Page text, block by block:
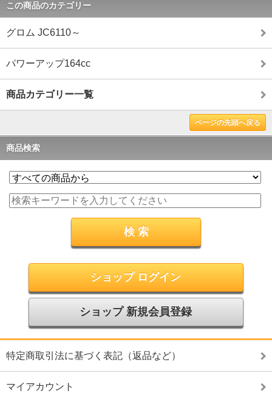
この商品のカテゴリー
グロム JC6110～
パワーアップ164cc
商品カテゴリー一覧
ページの先頭へ戻る
商品検索
ショップ ログイン
ショップ 新規会員登録
特定商取引法に基づく表記（返品など）
マイアカウント